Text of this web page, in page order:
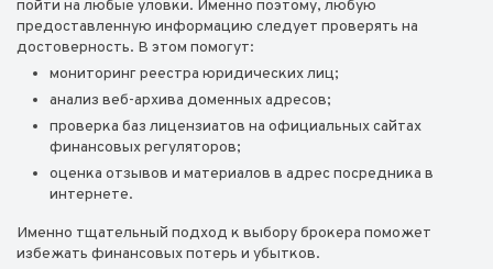
пойти на любые уловки. Именно поэтому, любую
предоставленную информацию следует проверять на
достоверность. В этом помогут:
мониторинг реестра юридических лиц;
анализ веб-архива доменных адресов;
проверка баз лицензиатов на официальных сайтах
финансовых регуляторов;
оценка отзывов и материалов в адрес посредника в
интернете.
Именно тщательный подход к выбору брокера поможет
избежать финансовых потерь и убытков.